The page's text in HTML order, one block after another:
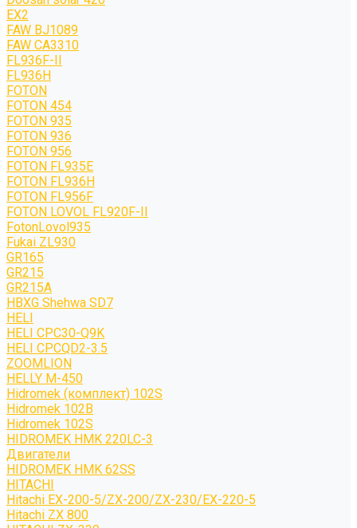
EX2
FAW BJ1089
FAW CA3310
FL936F-II
FL936H
FOTON
FOTON 454
FOTON 935
FOTON 936
FOTON 956
FOTON FL935E
FOTON FL936H
FOTON FL956F
FOTON LOVOL FL920F-II
FotonLovol935
Fukai ZL930
GR165
GR215
GR215A
HBXG Shehwa SD7
HELI
HELI CPC30-Q9K
HELI CPCQD2-3.5
ZOOMLION
HELLY M-450
Hidromek (комплект) 102S
Hidromek 102B
Hidromek 102S
HIDROMEK HMK 220LC-3
Двигатели
HIDROMEK HMK 62SS
HITACHI
Hitachi EX-200-5/ZX-200/ZX-230/EX-220-5
Hitachi ZX 800